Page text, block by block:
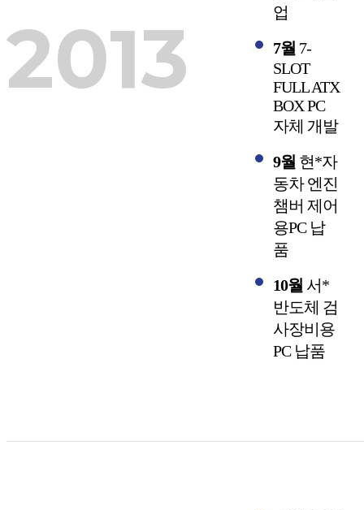
2013
업
7월 7-
SLOT
FULL ATX
BOX PC
자체 개발
9월 현*자
동차 엔진
챔버 제어
용PC 납
품
10월 서*
반도체 검
사장비용
PC 납품